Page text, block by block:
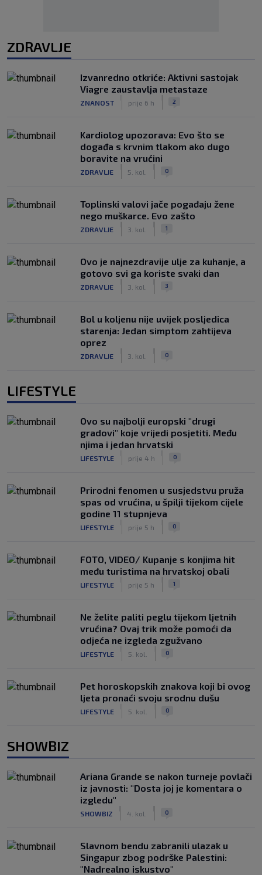
ZDRAVLJE
Izvanredno otkriće: Aktivni sastojak
Viagre zaustavlja metastaze
ZNANOST prije 6 h 2
Kardiolog upozorava: Evo što se
događa s krvnim tlakom ako dugo
boravite na vrućini
ZDRAVLJE 5. kol. 0
Toplinski valovi jače pogađaju žene
nego muškarce. Evo zašto
ZDRAVLJE 3. kol. 1
Ovo je najnezdravije ulje za kuhanje, a
gotovo svi ga koriste svaki dan
ZDRAVLJE 3. kol. 3
Bol u koljenu nije uvijek posljedica
starenja: Jedan simptom zahtijeva
oprez
ZDRAVLJE 3. kol. 0
LIFESTYLE
Ovo su najbolji europski "drugi
gradovi" koje vrijedi posjetiti. Među
njima i jedan hrvatski
LIFESTYLE prije 4 h 0
Prirodni fenomen u susjedstvu pruža
spas od vrućina, u špilji tijekom cijele
godine 11 stupnjeva
LIFESTYLE prije 5 h 0
FOTO, VIDEO/ Kupanje s konjima hit
među turistima na hrvatskoj obali
LIFESTYLE prije 5 h 1
Ne želite paliti peglu tijekom ljetnih
vrućina? Ovaj trik može pomoći da
odjeća ne izgleda zgužvano
LIFESTYLE 5. kol. 0
Pet horoskopskih znakova koji bi ovog
ljeta pronaći svoju srodnu dušu
LIFESTYLE 5. kol. 0
SHOWBIZ
Ariana Grande se nakon turneje povlači
iz javnosti: "Dosta joj je komentara o
izgledu"
SHOWBIZ 4. kol. 0
Slavnom bendu zabranili ulazak u
Singapur zbog podrške Palestini:
"Nadrealno iskustvo"